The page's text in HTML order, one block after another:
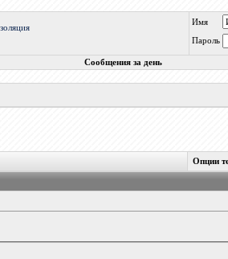
Имя
Пароль
Сообщения за день
Опции